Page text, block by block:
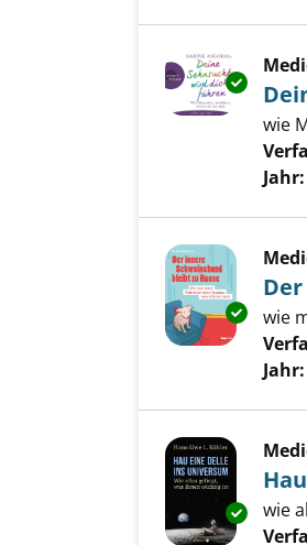
wie
Jahr:
wie
Jahr:
wie